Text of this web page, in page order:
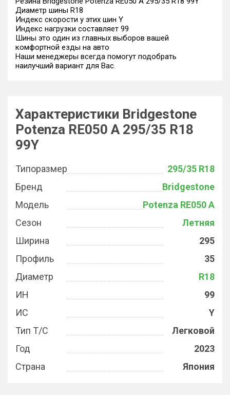
Диаметр шины R18
Индекс скорости у этих шин Y
Индекс нагрузки составляет 99
Шины это один из главных выборов вашей
комфортной езды на авто
Наши менеджеры всегда помогут подобрать
наилучший вариант для Вас.
Характеристики Bridgestone
Potenza RE050 A 295/35 R18
99Y
Типоразмер
295/35 R18
Бренд
Bridgestone
Модель
Potenza RE050 A
Сезон
Летняя
Ширина
295
Профиль
35
Диаметр
R18
ИН
99
ИС
Y
Тип Т/С
Легковой
Год
2023
Страна
Япония